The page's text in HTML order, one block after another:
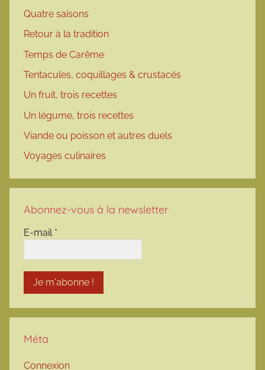
Quatre saisons
Retour à la tradition
Temps de Carême
Tentacules, coquillages & crustacés
Un fruit, trois recettes
Un légume, trois recettes
Viande ou poisson et autres duels
Voyages culinaires
Abonnez-vous à la newsletter
E-mail *
Méta
Connexion